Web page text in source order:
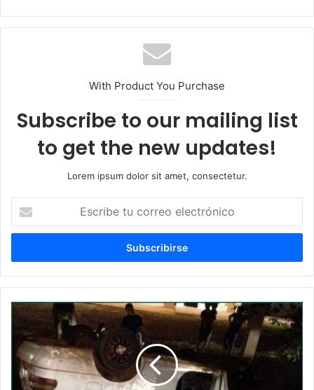
With Product You Purchase
Subscribe to our mailing list
to get the new updates!
Lorem ipsum dolor sit amet, consectetur.
correo